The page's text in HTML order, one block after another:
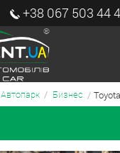
+38 067 503 44
Автопарк Бизнес